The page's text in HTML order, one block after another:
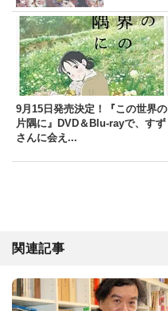
9月15日発売決定！『この世界の
片隅に』DVD＆Blu-rayで、すず
さんに会え...
関連記事